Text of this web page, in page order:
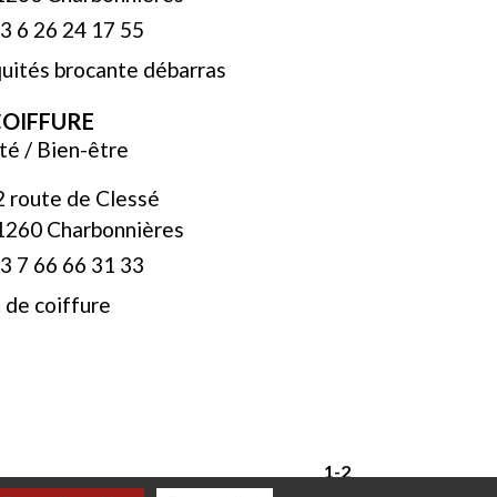
6 26 24 17 55
brocante débarras
/ Bien-être
route de Clessé
Charbonnières
7 66 66 31 33
de coiffure
1-2